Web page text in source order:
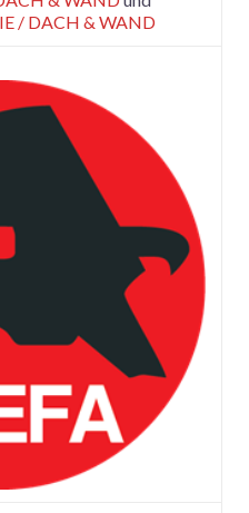
/ DACH & WAND